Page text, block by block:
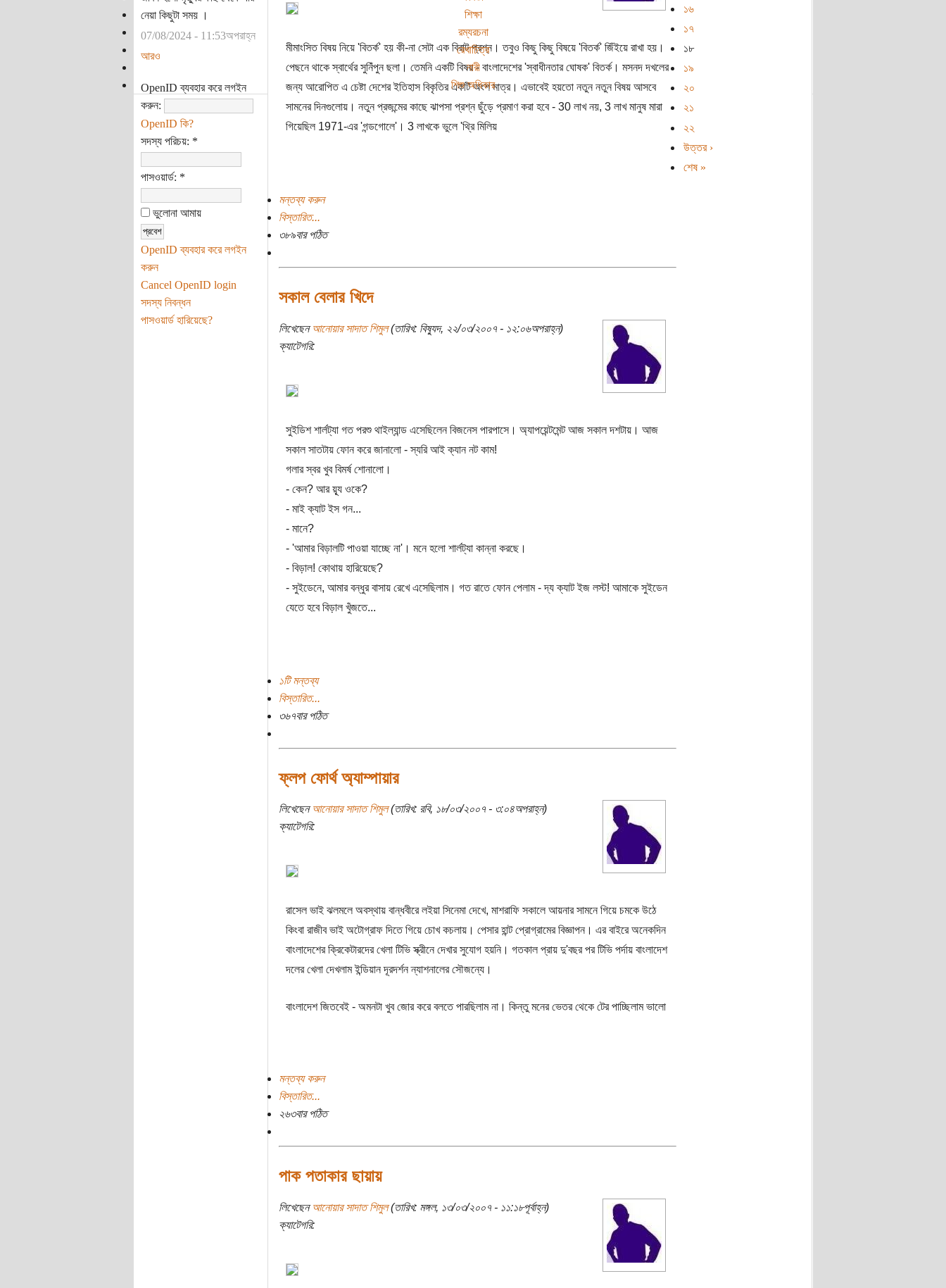
শিক্ষা
রম্যরচনা
রেখাচিত্র
নারী
শিশু অধিকার
নেয়া কিছুটা সময় ।
07/08/2024 - 11:53অপরাহ্ন
আরও
OpenID ব্যবহার করে লগইন
করুন:
OpenID কি?
সদস্য পরিচয়: *
পাসওয়ার্ড: *
ভুলোনা আমায়
OpenID ব্যবহার করে লগইন
করুন
Cancel OpenID login
সদস্য নিবন্ধন
পাসওয়ার্ড হারিয়েছে?
মীমাংসিত বিষয় নিয়ে 'বিতর্ক' হয় কী-না সেটা এক বিরাট প্রশ্ন। তবুও কিছু কিছু বিষয়ে 'বিতর্ক' জিঁইয়ে রাখা হয়।
পেছনে থাকে স্বার্থের সুনিঁপুন ছলা। তেমনি একটি বিষয় - বাংলাদেশের 'স্বাধীনতার ঘোষক' বিতর্ক। মসনদ দখলের
জন্য আরোপিত এ চেষ্টা দেশের ইতিহাস বিকৃতির একটি অংশ মাত্র। এভাবেই হয়তো নতুন নতুন বিষয় আসবে
সামনের দিনগুলোয়। নতুন প্রজন্মের কাছে ঝাপসা প্রশ্ন ছুঁড়ে প্রমাণ করা হবে - 30 লাখ নয়, 3 লাখ মানুষ মারা
গিয়েছিল 1971-এর 'গন্ডগোলে'। 3 লাখকে ভুলে 'থ্রি মিলিয়
মন্তব্য করুন
বিস্তারিত...
৩৮৯বার পঠিত
সকাল বেলার খিদে
লিখেছেনআনোয়ার সাদাত শিমুল(তারিখ: বিষ্যুদ, ২২/০৩/২০০৭ - ১২:০৬অপরাহ্ন)
ক্যাটেগরি:
সুইডিশ শার্লট্যা গত পরশু থাইল্যান্ড এসেছিলেন বিজনেস পারপাসে। অ্যাপয়েন্টমেন্ট আজ সকাল দশটায়। আজ
সকাল সাতটায় ফোন করে জানালো - স্যরি আই ক্যান নট কাম!
গলার স্বর খুব বিমর্ষ শোনালো।
- কেন? আর য়ূ্য ওকে?
- মাই ক্যাট ইস গন...
- মানে?
- 'আমার বিড়ালটি পাওয়া যাচ্ছে না'। মনে হলো শার্লট্যা কান্না করছে।
- বিড়াল! কোথায় হারিয়েছে?
- সুইডেনে, আমার বন্ধুর বাসায় রেখে এসেছিলাম। গত রাতে ফোন পেলাম - দ্য ক্যাট ইজ লস্ট! আমাকে সুইডেন
যেতে হবে বিড়াল খুঁজতে...
১টি মন্তব্য
বিস্তারিত...
৩৬৭বার পঠিত
ফ্লপ ফোর্থ অ্যাম্পায়ার
লিখেছেনআনোয়ার সাদাত শিমুল(তারিখ: রবি, ১৮/০৩/২০০৭ - ৩:০৪অপরাহ্ন)
ক্যাটেগরি:
রাসেল ভাই ঝলমলে অবস্থায় বান্ধবীরে লইয়া সিনেমা দেখে, মাশরাফি সকালে আয়নার সামনে গিয়ে চমকে উঠে
কিংবা রাজীব ভাই অটোগ্রাফ দিতে গিয়ে চোখ কচলায়। পেসার হান্ট প্রোগ্রামের বিজ্ঞাপন। এর বাইরে অনেকদিন
বাংলাদেশের ক্রিকেটারদের খেলা টিভি স্ক্রীনে দেখার সুযোগ হয়নি। গতকাল প্রায় দু'বছর পর টিভি পর্দায় বাংলাদেশ
দলের খেলা দেখলাম ইন্ডিয়ান দূরদর্শন ন্যাশনালের সৌজন্যে।
বাংলাদেশ জিতবেই - অমনটা খুব জোর করে বলতে পারছিলাম না। কিন্তু মনের ভেতর থেকে টের পাচ্ছিলাম ভালো
মন্তব্য করুন
বিস্তারিত...
২৬৩বার পঠিত
পাক পতাকার ছায়ায়
লিখেছেনআনোয়ার সাদাত শিমুল(তারিখ: মঙ্গল, ১৩/০৩/২০০৭ - ১১:১৮পূর্বাহ্ন)
ক্যাটেগরি:
১৬
১৭
১৮
১৯
২০
২১
২২
উত্তর ›
শেষ »